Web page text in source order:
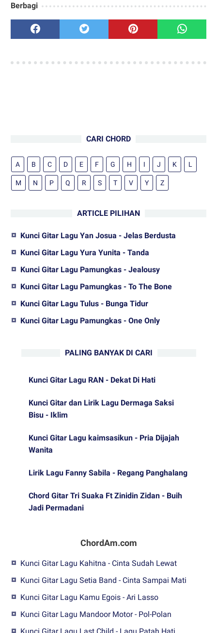
Berbagi
CARI CHORD
A B C D E F G H I J K L
M N P Q R S T V Y Z
ARTICLE PILIHAN
Kunci Gitar Lagu Yan Josua - Jelas Berdusta
Kunci Gitar Lagu Yura Yunita - Tanda
Kunci Gitar Lagu Pamungkas - Jealousy
Kunci Gitar Lagu Pamungkas - To The Bone
Kunci Gitar Lagu Tulus - Bunga Tidur
Kunci Gitar Lagu Pamungkas - One Only
PALING BANYAK DI CARI
Kunci Gitar Lagu RAN - Dekat Di Hati
Kunci Gitar dan Lirik Lagu Dermaga Saksi
Bisu - Iklim
Kunci Gitar Lagu kaimsasikun - Pria Dijajah
Wanita
Lirik Lagu Fanny Sabila - Regang Panghalang
Chord Gitar Tri Suaka Ft Zinidin Zidan - Buih
Jadi Permadani
ChordAm.com
Kunci Gitar Lagu Kahitna - Cinta Sudah Lewat
Kunci Gitar Lagu Setia Band - Cinta Sampai Mati
Kunci Gitar Lagu Kamu Egois - Ari Lasso
Kunci Gitar Lagu Mandoor Motor - Pol-Polan